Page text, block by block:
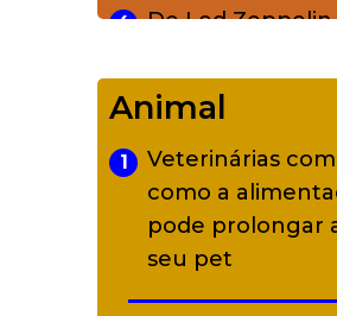
4
De Led Zeppelin
diverso a partir
5
Adriana
alter ego infantil
em Curitiba
Animal
1
Veterinárias
como a
pode prolongar
seu pet